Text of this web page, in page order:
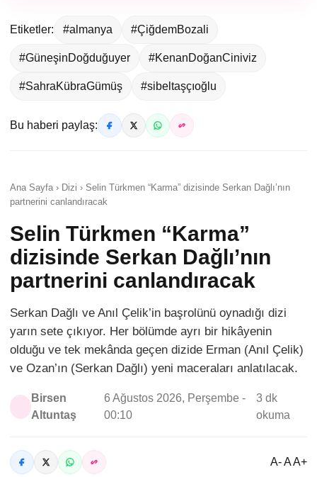
Etiketler: #almanya #ÇiğdemBozali
#GüneşinDoğduğuyer #KenanDoğanCiniviz
#SahraKübraGümüş #sibeltaşçıoğlu
Bu haberi paylaş:
Ana Sayfa › Dizi › Selin Türkmen “Karma” dizisinde Serkan Dağlı’nın
partnerini canlandıracak
Selin Türkmen “Karma”
dizisinde Serkan Dağlı’nın
partnerini canlandıracak
Serkan Dağlı ve Anıl Çelik’in başrolünü oynadığı dizi
yarın sete çıkıyor. Her bölümde ayrı bir hikâyenin
olduğu ve tek mekânda geçen dizide Erman (Anıl Çelik)
ve Ozan’ın (Serkan Dağlı) yeni maceraları anlatılacak.
Birsen
Altuntaş
6 Ağustos 2026, Perşembe -
00:10
3 dk
okuma
A- A A+